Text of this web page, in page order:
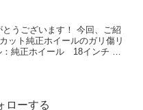
うございます！ 今回、ご紹
ット純正ホイールのガリ傷リ
：純正ホイール 18インチ デ
ローする